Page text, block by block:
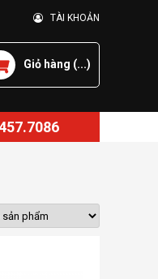
TÀI KHOẢN
Giỏ hàng (...)